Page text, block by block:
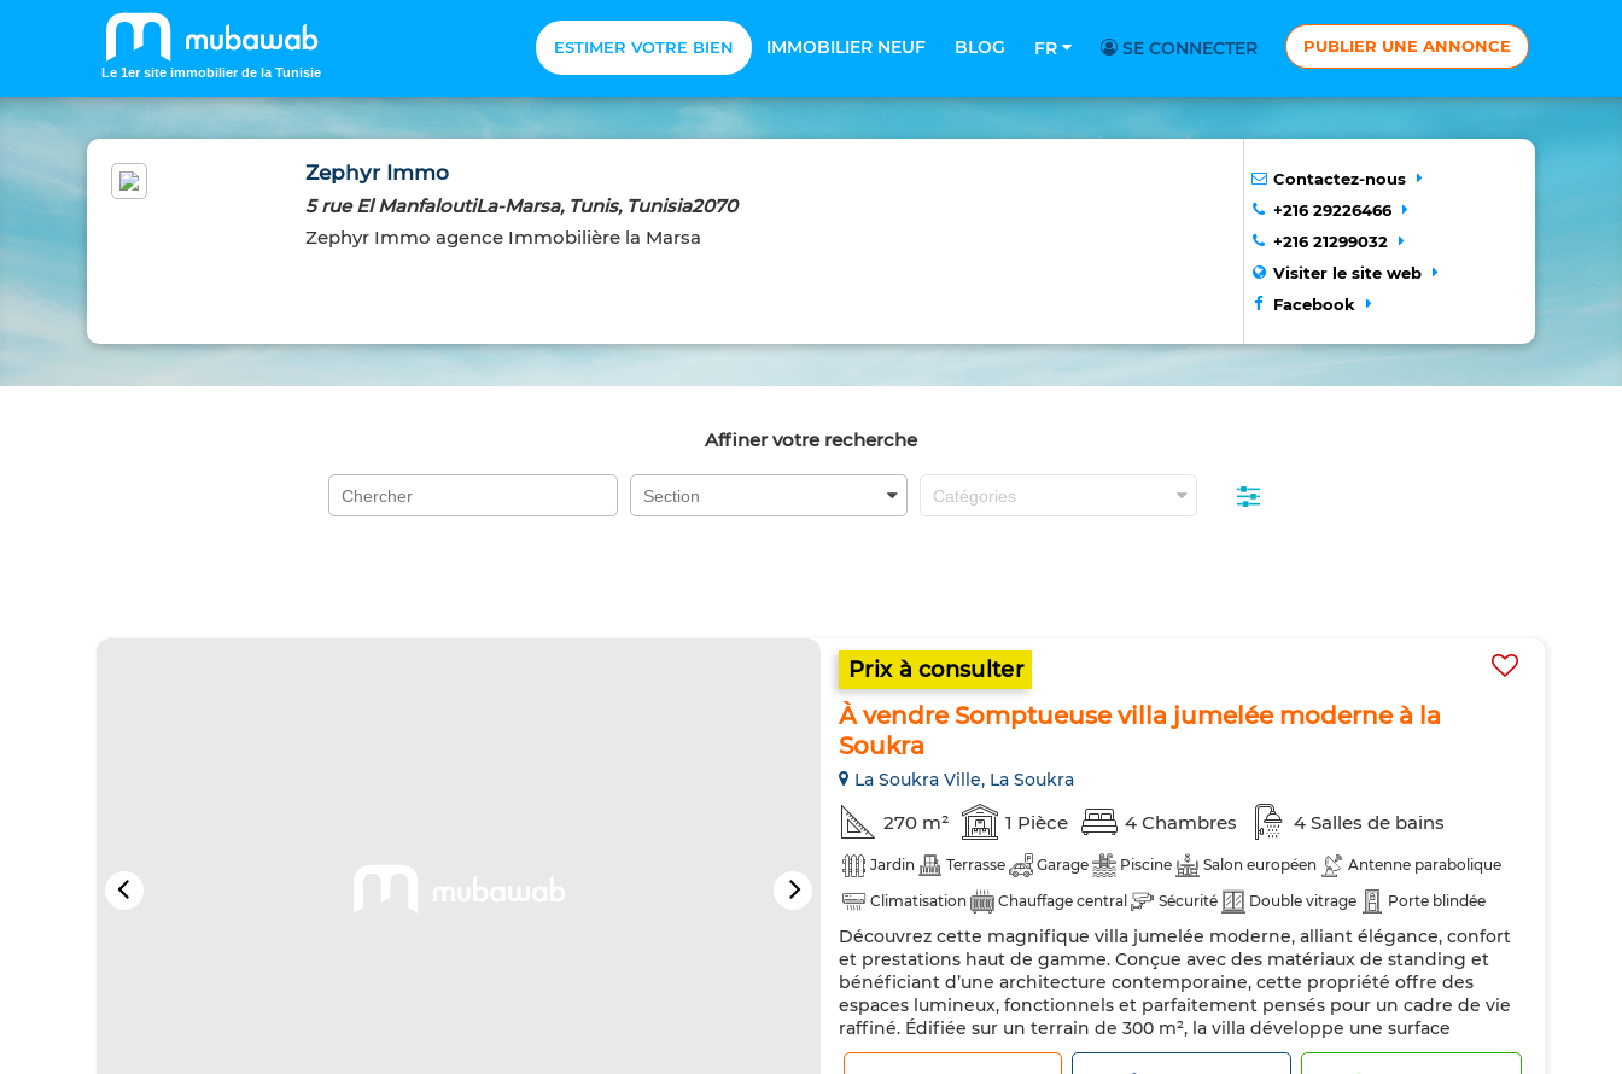
Le 1er site immobilier de la Tunisie
ESTIMER VOTRE BIEN IMMOBILIER NEUF BLOG FR SE CONNECTER PUBLIER UNE ANNONCE
Zephyr Immo
5 rue El ManfaloutiLa-Marsa, Tunis, Tunisia2070
Zephyr Immo agence Immobilière la Marsa
Contactez-nous
+216 29226466
+216 21299032
Visiter le site web
Facebook
Affiner votre recherche
Prix à consulter
À vendre Somptueuse villa jumelée moderne à la
Soukra
La Soukra Ville, La Soukra
270 m² 1 Pièce 4 Chambres 4 Salles de bains
Jardin Terrasse Garage Piscine Salon européen
Antenne parabolique
Climatisation
Chauffage central Sécurité Double vitrage
Porte blindée
Cuisine équipée
Réfrigérateur Four Machine à laver Micro-ondes
Découvrez cette magnifique villa jumelée moderne, alliant élégance, confort
et prestations haut de gamme. Conçue avec des matériaux de standing et
bénéficiant d’une architecture contemporaine, cette propriété offre des
espaces lumineux, fonctionnels et parfaitement pensés pour un cadre de vie
raffiné. Édifiée sur un terrain de 300 m², la villa développe une surface
habitable de 270 m² avec 128 m² d’espaces extérieurs, tout en profitant d’une